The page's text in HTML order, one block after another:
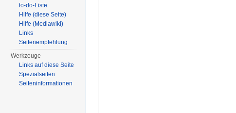
to-do-Liste
Hilfe (diese Seite)
Hilfe (Mediawiki)
Links
Seitenempfehlung
Werkzeuge
Links auf diese Seite
Spezialseiten
Seiteninformationen